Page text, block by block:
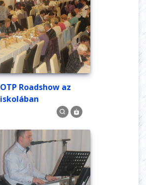
OTP Roadshow az
iskolában